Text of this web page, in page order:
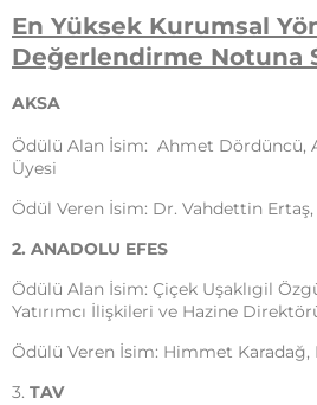
En Yüksek Kurumsal
Değerlendirme Notuna
AKSA
Ödülü Alan İsim: Ahmet Dördüncü,
Üyesi
Ödül Veren İsim: Dr. Vahdettin Ertaş,
2. ANADOLU EFES
Ödülü Alan İsim: Çiçek Uşaklıgil
Yatırımcı İlişkileri ve Hazine
Ödülü Veren İsim: Himmet Karadağ,
3. TAV